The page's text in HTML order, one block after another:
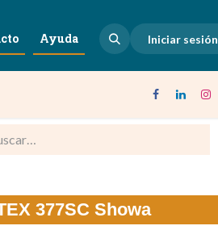
Ayuda Iniciar sesión
377SC Showa